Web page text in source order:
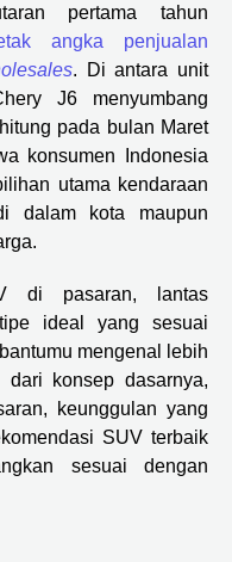
pertama tahun
angka penjualan
. Di antara unit
J6 menyumbang
pada bulan Maret
konsumen Indonesia
utama kendaraan
dalam kota maupun
di pasaran, lantas
ideal yang sesuai
mengenal lebih
konsep dasarnya,
keunggulan yang
SUV terbaik
sesuai dengan